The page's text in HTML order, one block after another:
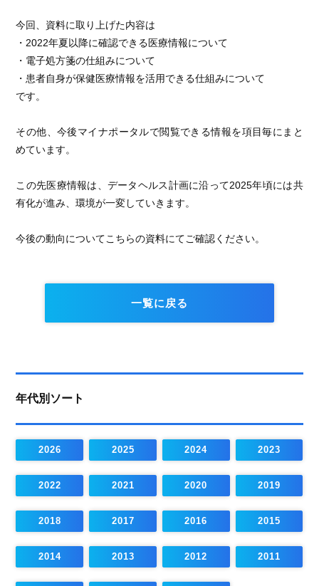
今回、資料に取り上げた内容は
・2022年夏以降に確認できる医療情報について
・電子処方箋の仕組みについて
・患者自身が保健医療情報を活用できる仕組みについて
です。
その他、今後マイナポータルで閲覧できる情報を項目毎にまと
めています。
この先医療情報は、データヘルス計画に沿って2025年頃には共
有化が進み、環境が一変していきます。
今後の動向についてこちらの資料にてご確認ください。
一覧に戻る
年代別ソート
2026 2025 2024 2023
2022 2021 2020 2019
2018 2017 2016 2015
2014 2013 2012 2011